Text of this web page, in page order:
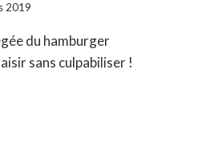
2019
du hamburger
sans culpabiliser !